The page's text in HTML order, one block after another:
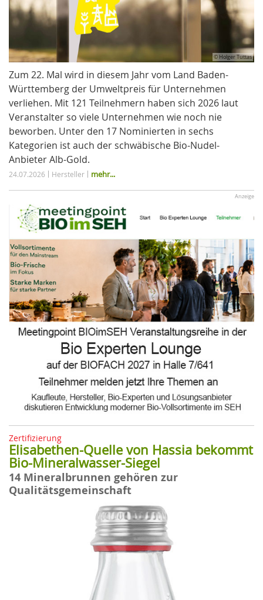
© Holger Tuttas
Zum 22. Mal wird in diesem Jahr vom Land Baden-
Württemberg der Umweltpreis für Unternehmen
verliehen. Mit 121 Teilnehmern haben sich 2026 laut
Veranstalter so viele Unternehmen wie noch nie
beworben. Unter den 17 Nominierten in sechs
Kategorien ist auch der schwäbische Bio-Nudel-
Anbieter Alb-Gold.
24.07.2026 Hersteller mehr...
Anzeige
Zertifizierung
Elisabethen-Quelle von Hassia bekommt
Bio-Mineralwasser-Siegel
14 Mineralbrunnen gehören zur
Qualitätsgemeinschaft